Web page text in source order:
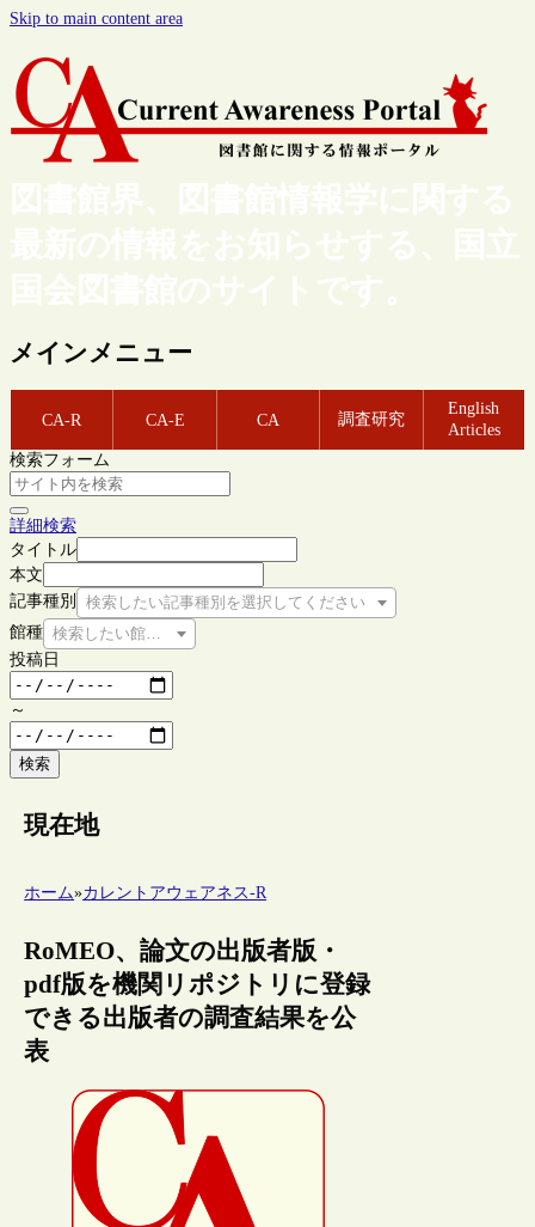
Skip to main content area
図書館界、図書館情報学に関する
最新の情報をお知らせする、国立
国会図書館のサイトです。
メインメニュー
CA-R CA-E CA 調査研究
English
Articles
検索フォーム
詳細検索
タイトル
本文
記事種別
検索したい記事種別を選択してください
館種 検索したい館種を選択してください
投稿日
～
検索
現在地
ホーム»カレントアウェアネス-R
RoMEO、論文の出版者版・
pdf版を機関リポジトリに登録
できる出版者の調査結果を公
表